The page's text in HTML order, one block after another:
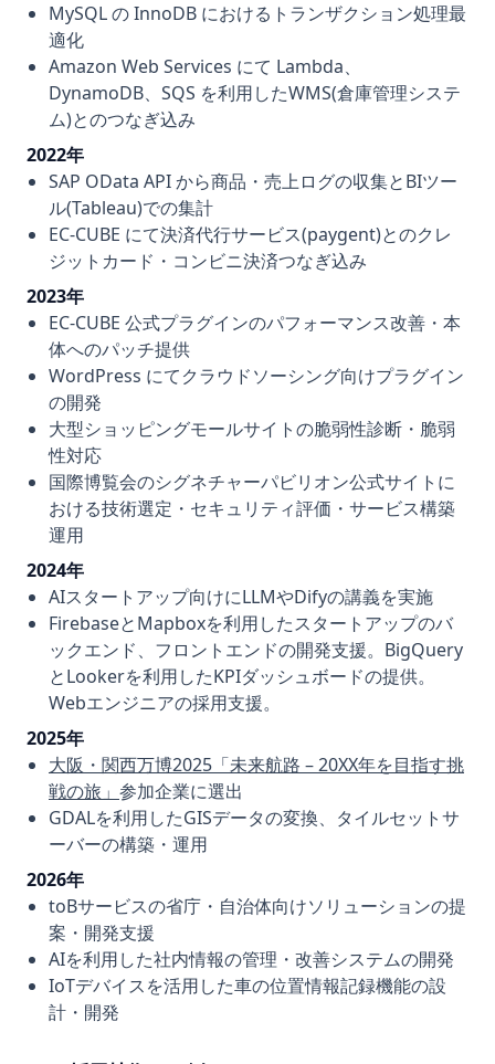
MySQL の InnoDB におけるトランザクション処理最
適化
Amazon Web Services にて Lambda、
DynamoDB、SQS を利用したWMS(倉庫管理システ
ム)とのつなぎ込み
2022年
SAP OData API から商品・売上ログの収集とBIツー
ル(Tableau)での集計
EC-CUBE にて決済代行サービス(paygent)とのクレ
ジットカード・コンビニ決済つなぎ込み
2023年
EC-CUBE 公式プラグインのパフォーマンス改善・本
体へのパッチ提供
WordPress にてクラウドソーシング向けプラグイン
の開発
大型ショッピングモールサイトの脆弱性診断・脆弱
性対応
国際博覧会のシグネチャーパビリオン公式サイトに
おける技術選定・セキュリティ評価・サービス構築
運用
2024年
AIスタートアップ向けにLLMやDifyの講義を実施
FirebaseとMapboxを利用したスタートアップのバ
ックエンド、フロントエンドの開発支援。BigQuery
とLookerを利用したKPIダッシュボードの提供。
Webエンジニアの採用支援。
2025年
大阪・関西万博2025「未来航路 – 20XX年を⽬指す挑
戦の旅」 参加企業に選出
GDALを利用したGISデータの変換、タイルセットサ
ーバーの構築・運用
2026年
toBサービスの省庁・自治体向けソリューションの提
案・開発支援
AIを利用した社内情報の管理・改善システムの開発
IoTデバイスを活用した車の位置情報記録機能の設
計・開発